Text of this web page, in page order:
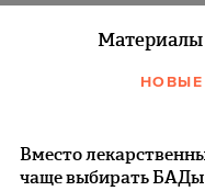
Материалы
НОВЫЕ
Вместо
чаще выбирать БАДы